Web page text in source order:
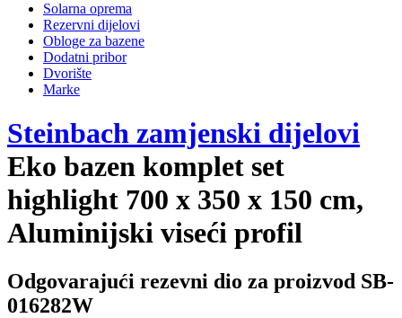
Solarna oprema
Rezervni dijelovi
Obloge za bazene
Dodatni pribor
Dvorište
Marke
Steinbach zamjenski dijelovi
Eko bazen komplet set
highlight 700 x 350 x 150 cm,
Aluminijski viseći profil
Odgovarajući rezevni dio za proizvod SB-
016282W